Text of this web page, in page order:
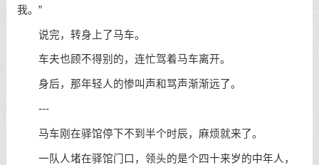
我。”
说完，转身上了马车。
车夫也顾不得别的，连忙驾着马车离开。
身后，那年轻人的惨叫声和骂声渐渐远了。
---
马车刚在驿馆停下不到半个时辰，麻烦就来了。
一队人堵在驿馆门口，领头的是个四十来岁的中年人，